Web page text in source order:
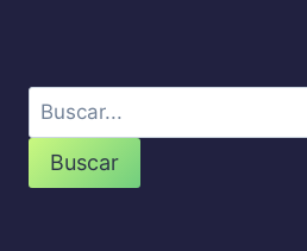
Buscar